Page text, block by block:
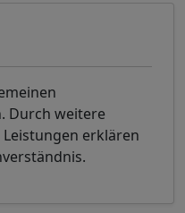
Durch weitere
erklären